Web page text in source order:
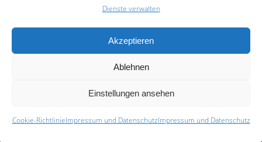
Dienste verwalten
Akzeptieren
Ablehnen
Einstellungen ansehen
Cookie-RichtlinieImpressum und DatenschutzImpressum und Datenschutz
21. bis 22. Junilädt die Stadtkirche Hersbruck in
Kooperation mit Bricking Bavaria e.V. zur Ausstellung
“Hersbrucks Bunte Steine” ins Nikolaus-Selnecker-Haus
ein.
Nikolaus-Selnecker-Platz 6